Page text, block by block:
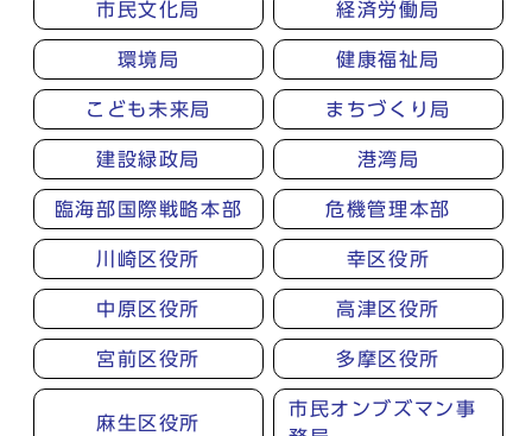
市民文化局 経済労働局
環境局 健康福祉局
こども未来局 まちづくり局
建設緑政局 港湾局
臨海部国際戦略本部 危機管理本部
川崎区役所 幸区役所
中原区役所 高津区役所
宮前区役所 多摩区役所
麻生区役所
市民オンブズマン事